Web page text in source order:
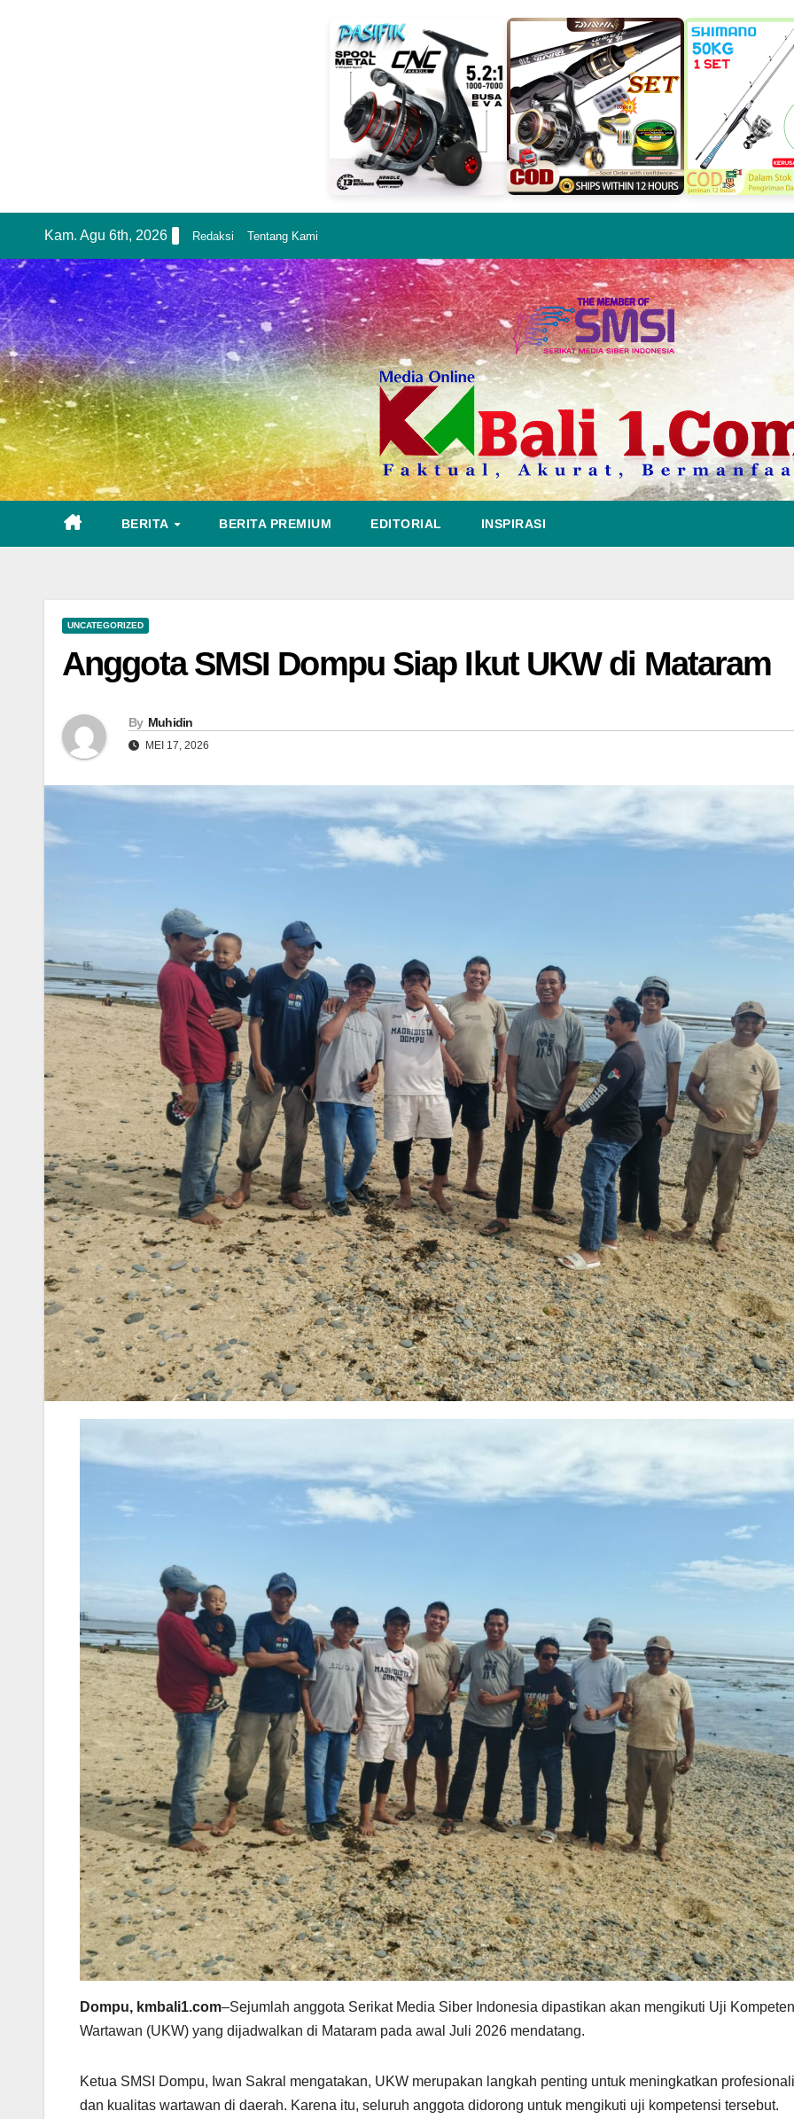
content
Kam. Agu 6th, 2026 Redaksi Tentang Kami
BERITA BERITA PREMIUM EDITORIAL INSPIRASI
UNCATEGORIZED
Anggota SMSI Dompu Siap Ikut UKW di Mataram
By Muhidin
MEI 17, 2026
Dompu, kmbali1.com–Sejumlah anggota Serikat Media Siber Indonesia dipastikan akan mengikuti Uji
Wartawan (UKW) yang dijadwalkan di Mataram pada awal Juli 2026 mendatang.
Ketua SMSI Dompu, Iwan Sakral mengatakan, UKW merupakan langkah penting untuk meningkatkan
dan kualitas wartawan di daerah. Karena itu, seluruh anggota didorong untuk mengikuti uji kompetensi tersebut.